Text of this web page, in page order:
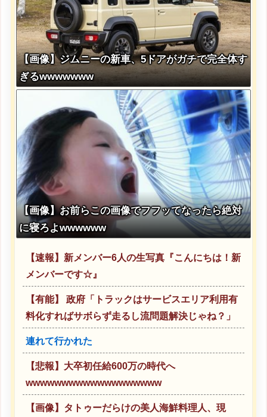
【画像】ジムニーの新車、5ドアがガチで完全体す
ぎるwwwwwww
【画像】お前らこの画像でフフッてなったら絶対
に寝ろよwwwwww
【速報】新メンバー6人の生写真『こんにちは！新
メンバーです☆』
【有能】 政府「トラックはサービスエリア利用有
料化すればサボらず走るし流問題解決じゃね？」
連れて行かれた
【悲報】大卒初任給600万の時代へ
wwwwwwwwwwwwwwwwwww
【画像】タトゥーだらけの美人海鮮料理人、現